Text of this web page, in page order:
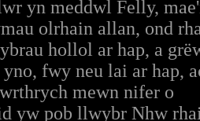
yn meddwl Felly,
olrhain allan, ond
hollol ar hap, a
fwy neu lai ar hap,
mewn nifer o
yw pob llwybr Nhw